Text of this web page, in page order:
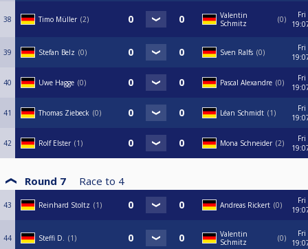
38 Timo Müller 2
Valentin
Schmitz
0
Fri
39 Stefan Belz 0 Sven Ralfs 0
Fri
40 Uwe Hagge 0 Pascal Alexandre 0
Fri
41 Thomas Ziebeck 0 Léan Schmidt 1
Fri
42 Rolf Elster 1 Mona Schneider 2
Fri
Round 7 Race to 4
43 Reinhard Stoltz 1 Andreas Rickert 0
Fri
44 Steffi D. 1
Valentin
Schmitz
0
Fri